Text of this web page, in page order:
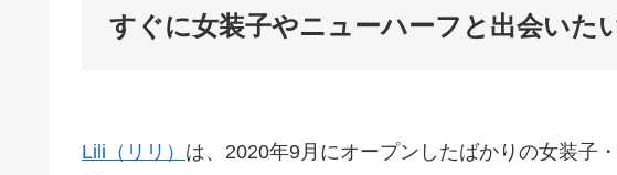
すぐに女装子やニューハーフと出会いた
Lili（リリ） は、2020年9月にオープンしたばかりの女装子